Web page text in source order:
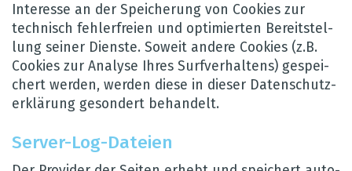
Inter­esse an der Spei­che­rung von Coo­kies zur
tech­nisch feh­ler­freien und opti­mier­ten Bereit­stel­
lung sei­ner Dienste. Soweit andere Coo­kies (z.B.
Coo­kies zur Ana­lyse Ihres Surf­ver­hal­tens) gespei­
chert wer­den, wer­den diese in die­ser Daten­schut­z­
er­klä­rung geson­dert behan­delt.
Ser­ver-Log-Dateien